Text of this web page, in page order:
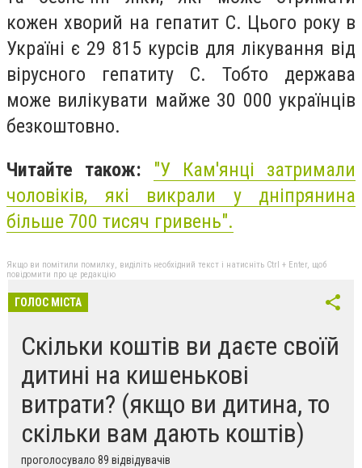
кожен хворий на гепатит С. Цього року в
Україні є 29 815 курсів для лікування від
вірусного гепатиту С. Тобто держава
може вилікувати майже 30 000 українців
безкоштовно.
Читайте також: "У Кам'янці затримали
чоловіків, які викрали у дніпрянина
більше 700 тисяч гривень".
Якщо ви помітили помилку, виділіть необхідний текст і натисніть Ctrl + Enter, щоб
повідомити про це редакцію
ГОЛОС МІСТА
Скільки коштів ви даєте своїй
дитині на кишенькові
витрати? (якщо ви дитина, то
скільки вам дають коштів)
проголосувало 89 відвідувачів